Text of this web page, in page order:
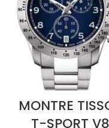
MONTRE
T-SPORT V8